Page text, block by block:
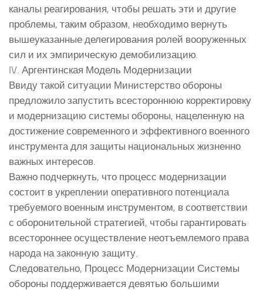
каналы реагирования, чтобы решать эти и другие
проблемы, таким образом, необходимо вернуть
вышеуказанные делегирования ролей вооруженных
сил и их эмпирическую демобилизацию.
IV. Аргентинская Модель Модернизации
Ввиду такой ситуации Министерство обороны
предложило запустить всестороннюю корректировку
и модернизацию системы обороны, нацеленную на
достижение современного и эффективного военного
инструмента для защиты национальных жизненно
важных интересов.
Важно подчеркнуть, что процесс модернизации
состоит в укреплении оперативного потенциала
требуемого военным инструментом, в соответствии
с оборонительной стратегией, чтобы гарантировать
всестороннее осуществление неотъемлемого права
народа на законную защиту.
Следовательно, Процесс Модернизации Системы
обороны поддерживается девятью большими